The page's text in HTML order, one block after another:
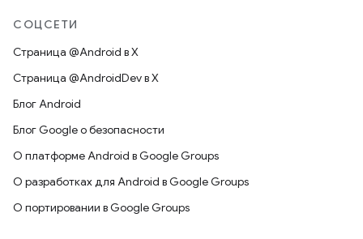
СОЦСЕТИ
Страница @Android в X
Страница @AndroidDev в X
Блог Android
Блог Google о безопасности
О платформе Android в Google Groups
О разработках для Android в Google Groups
О портировании в Google Groups